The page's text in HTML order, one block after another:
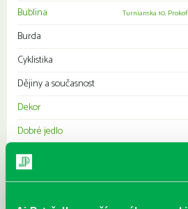
Bublina Turnianska 10,
Burda
Cyklistika
Dějiny a současnost
Dekor
Dobré jedlo
Emma
Epocha